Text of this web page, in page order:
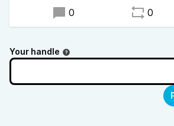
0 0
Your handle